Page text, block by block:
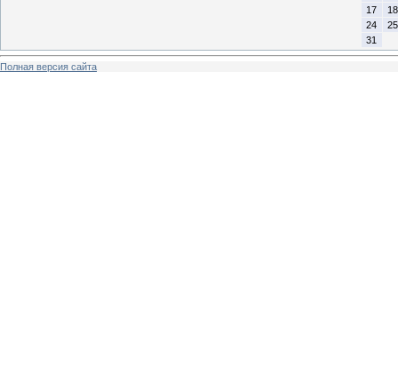
17
18
24
25
31
Полная версия сайта